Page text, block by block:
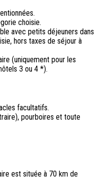
choisie.
avec petits déjeuners dans
hors taxes de séjour à
(uniquement pour les
3 ou 4 *).
facultatifs.
pourboires et toute
est située à 70 km de